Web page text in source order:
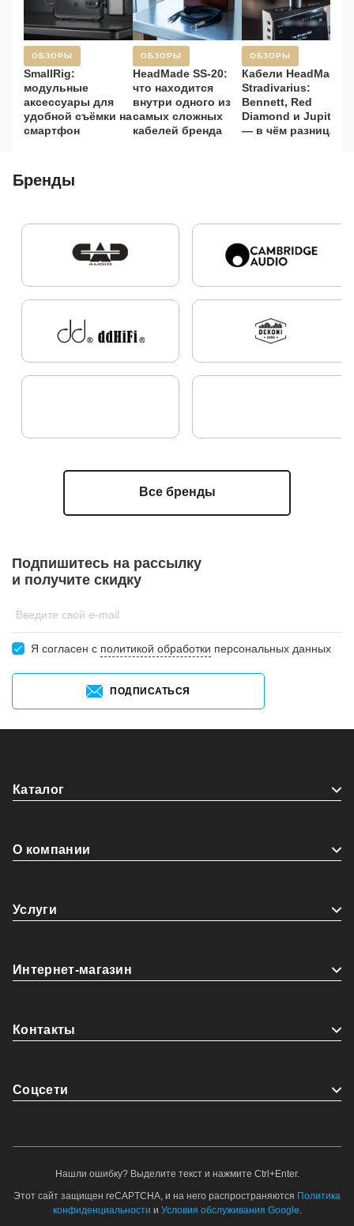
ОБЗОРЫ
SmallRig:
модульные
аксессуары для
удобной съёмки на
смартфон
ОБЗОРЫ
HeadMade SS-20:
что находится
внутри одного из
самых сложных
кабелей бренда
ОБЗОРЫ
Кабели HeadMade
Stradivarius:
Bennett, Red
Diamond и Jupiter
— в чём разница?
Бренды
Все бренды
Подпишитесь на рассылку
и получите скидку
Введите свой e-mail
Я согласен c политикой обработки персональных данных
ПОДПИСАТЬСЯ
Каталог
О компании
Услуги
Интернет-магазин
Контакты
Coцсети
Нашли ошибку? Выделите текст и нажмите Ctrl+Enter.
Этот сайт защищен reCAPTCHA, и на него распространяются Политика
конфиденциальности и Условия обслуживания Google.